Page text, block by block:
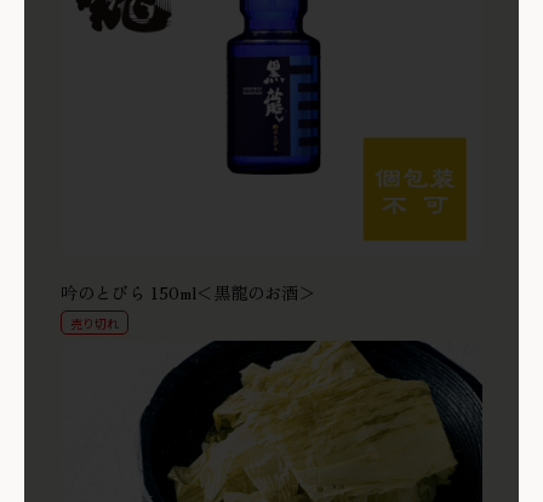
吟のとびら 150ml＜黒龍のお酒＞
売り切れ
商品を見る